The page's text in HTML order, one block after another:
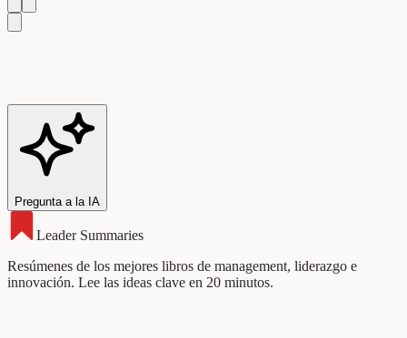
Pregunta a la IA
Leader Summaries
Resúmenes de los mejores libros de management, liderazgo e
innovación. Lee las ideas clave en 20 minutos.